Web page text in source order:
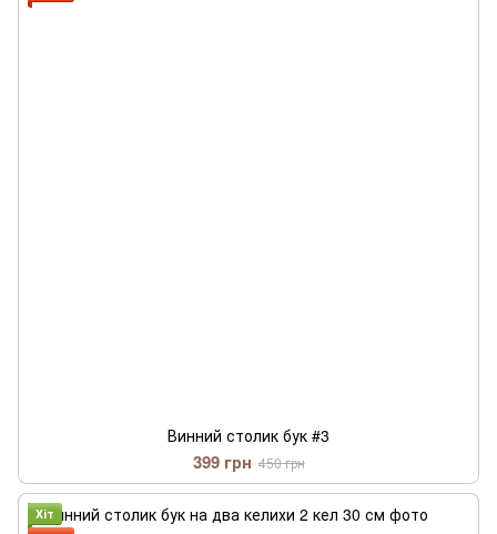
Винний столик бук #3
399 грн 450 грн
Хіт